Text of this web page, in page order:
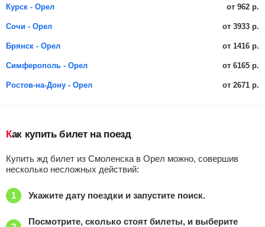
Курск - Орел от 962 р.
Сочи - Орел от 3933 р.
Брянск - Орел от 1416 р.
Симферополь - Орел от 6165 р.
Ростов-на-Дону - Орел от 2671 р.
Как купить билет на поезд
Купить жд билет из Смоленска в Орел можно, совершив
несколько несложных действий:
Укажите дату поездки и запустите поиск.
Посмотрите, сколько стоят билеты, и выберите